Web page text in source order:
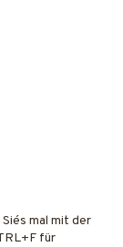
mal mit der
für